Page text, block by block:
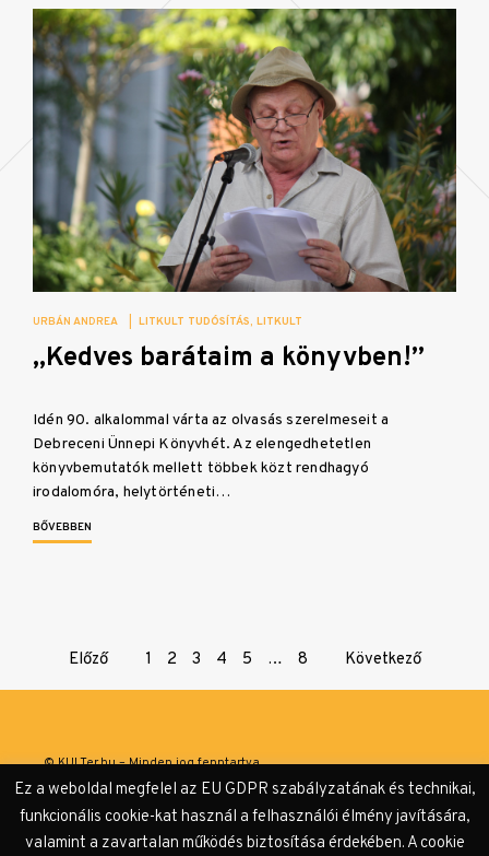
URBÁN ANDREA LITKULT TUDÓSÍTÁS LITKULT
„Kedves barátaim a könyvben!”
Idén 90. alkalommal várta az olvasás szerelmeseit a
Debreceni Ünnepi Könyvhét. Az elengedhetetlen
könyvbemutatók mellett többek közt rendhagyó
irodalomóra, helytörténeti…
BŐVEBBEN
Page
Előző 1 2 3 4 5 … 8 Következő
© KULTer.hu – Minden jog fenntartva
Adatvédelmi tájékoztató
Ez a weboldal megfelel az EU GDPR szabályzatának és technikai,
funkcionális cookie-kat használ a felhasználói élmény javítására,
valamint a zavartalan működés biztosítása érdekében. A cookie